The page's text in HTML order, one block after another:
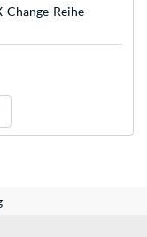
Change-Reihe